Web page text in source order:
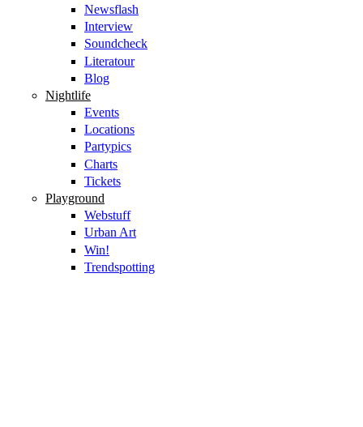
Newsflash
Interview
Soundcheck
Literatour
Blog
Nightlife
Events
Locations
Partypics
Charts
Tickets
Playground
Webstuff
Urban Art
Win!
Trendspotting